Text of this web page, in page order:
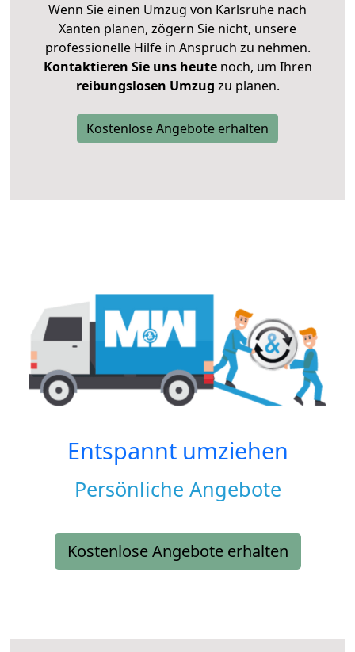
Wenn Sie einen Umzug von Karlsruhe nach
Xanten planen, zögern Sie nicht, unsere
professionelle Hilfe in Anspruch zu nehmen.
Kontaktieren Sie uns heutenoch, um Ihren
reibungslosen Umzug zu planen.
Kostenlose Angebote erhalten
Entspannt umziehen
Persönliche Angebote
Kostenlose Angebote erhalten